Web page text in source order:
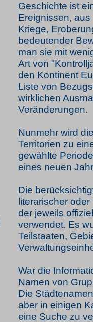
Geschichte ist
Ereignissen,
Kriege,
bedeutender
man sie mit
Art von
den Kontinent
Liste von
wirklichen
Veränderungen.
Nunmehr wird
Territorien zu
gewählte
eines neuen
Die
literarischer
der jeweils
verwendet. Es
Teilstaaten,
War die
Namen von
Die
aber in einigen
eine Suche zu